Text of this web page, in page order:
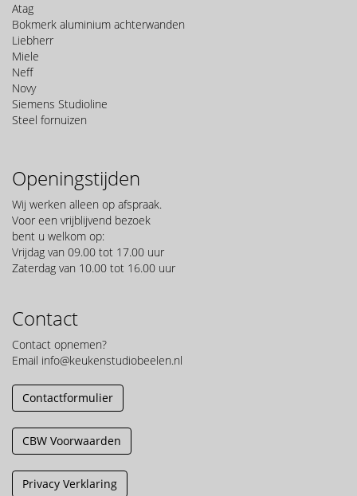
Atag
Bokmerk aluminium achterwanden
Liebherr
Miele
Neff
Novy
Siemens Studioline
Steel fornuizen
Openingstijden
Wij werken alleen op afspraak.
Voor een vrijblijvend bezoek
bent u welkom op:
Vrijdag van 09.00 tot 17.00 uur
Zaterdag van 10.00 tot 16.00 uur
Contact
Contact opnemen?
Email info@keukenstudiobeelen.nl
Contactformulier
CBW Voorwaarden
Privacy Verklaring